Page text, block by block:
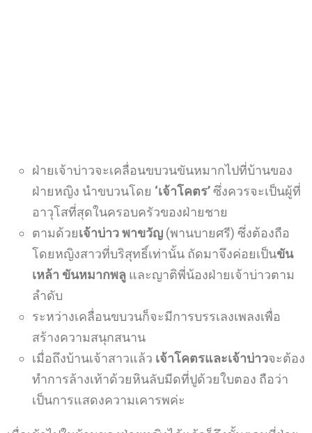
ฝ่ายเจ้าบ่าวจะเคลื่อนขบวนขันหมากไปที่บ้านของ
ฝ่ายหญิง นำขบวนโดย ‘เจ้าโคตร’ซึ่งควรจะเป็นผู้ที่
อาวุโสที่สุดในครอบครัวของฝ่ายชาย
ตามด้วยเจ้าบ่าวพาขวัญ (พานบายศรี) ซึ่งต้องถือ
โดยหญิงสาวที่บริสุทธิ์เท่านั้น ถัดมาจึงค่อยเป็นขัน
เหล้า ขันหมากพลู และญาติพี่น้องฝ่ายเจ้าบ่าวตาม
ลำดับ
ระหว่างเคลื่อนขบวนก็จะมีการบรรเลงเพลงเพื่อ
สร้างความสนุกสนาน
เมื่อถึงบ้านเจ้าสาวแล้ว เจ้าโคตรและเจ้าบ่าวจะต้อง
ทำการล้างเท้าด้วยหินลับมีดที่ปูด้วยใบตอง ถือว่า
เป็นการแสดงความเคารพค่ะ